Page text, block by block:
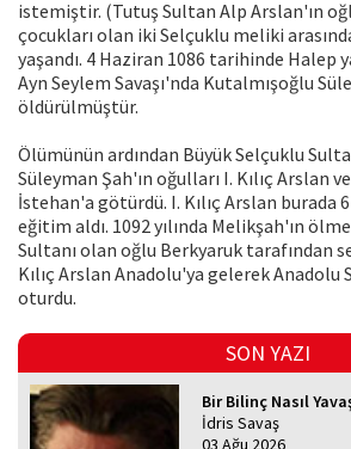
istemiştir. (Tutuş Sultan Alp Arslan'ın
çocukları olan iki Selçuklu meliki
yaşandı. 4 Haziran 1086 tarihinde Halep
Ayn Seylem Savaşı'nda Kutalmışoğlu
öldürülmüştür.
Ölümünün ardından Büyük Selçuklu
Süleyman Şah'ın oğulları I. Kılıç Arslan
İstehan'a götürdü. I. Kılıç Arslan burada
eğitim aldı. 1092 yılında Melikşah'ın
Sultanı olan oğlu Berkyaruk tarafından
Kılıç Arslan Anadolu'ya gelerek Anadolu
oturdu.
SON YAZI
Bir Bilinç Nasıl
İdris Savaş
03 Ağu 2026